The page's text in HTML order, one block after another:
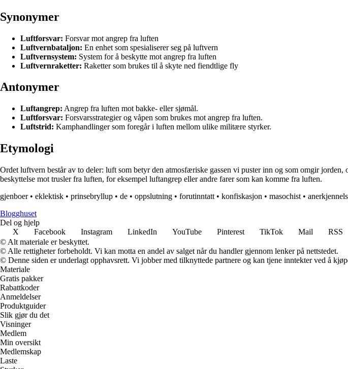
Synonymer
Luftforsvar: Forsvar mot angrep fra luften
Luftvernbataljon: En enhet som spesialiserer seg på luftvern
Luftvernsystem: System for å beskytte mot angrep fra luften
Luftvernraketter: Raketter som brukes til å skyte ned fiendtlige fly
Antonymer
Luftangrep: Angrep fra luften mot bakke- eller sjømål.
Luftforsvar: Forsvarsstrategier og våpen som brukes mot angrep fra luften.
Luftstrid: Kamphandlinger som foregår i luften mellom ulike militære styrker.
Etymologi
Ordet luftvern består av to deler: luft som betyr den atmosfæriske gassen vi puster inn og som omgir
beskyttelse mot trusler fra luften, for eksempel luftangrep eller andre farer som kan komme fra luften.
gjenboer• eklektisk • prinsebryllup • de • oppslutning • forutinntatt • konfiskasjon • masochist •
Blogghuset
Del og hjelp
X
Facebook Instagram LinkedIn YouTube Pinterest TikTok Mail
RSS
© Alt materiale er beskyttet.
© Alle rettigheter forbeholdt. Vi kan motta en andel av salget når du handler gjennom lenker på nettstedet.
© Denne siden er underlagt opphavsrett. Vi jobber med tilknyttede partnere og kan tjene inntekter ved å
Materiale
Gratis pakker
Rabattkoder
Anmeldelser
Produktguider
Slik gjør du det
Visninger
Medlem
Min oversikt
Medlemskap
Laste